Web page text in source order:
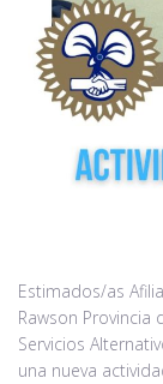
Estimados/as
Rawson
Servicios
una nueva